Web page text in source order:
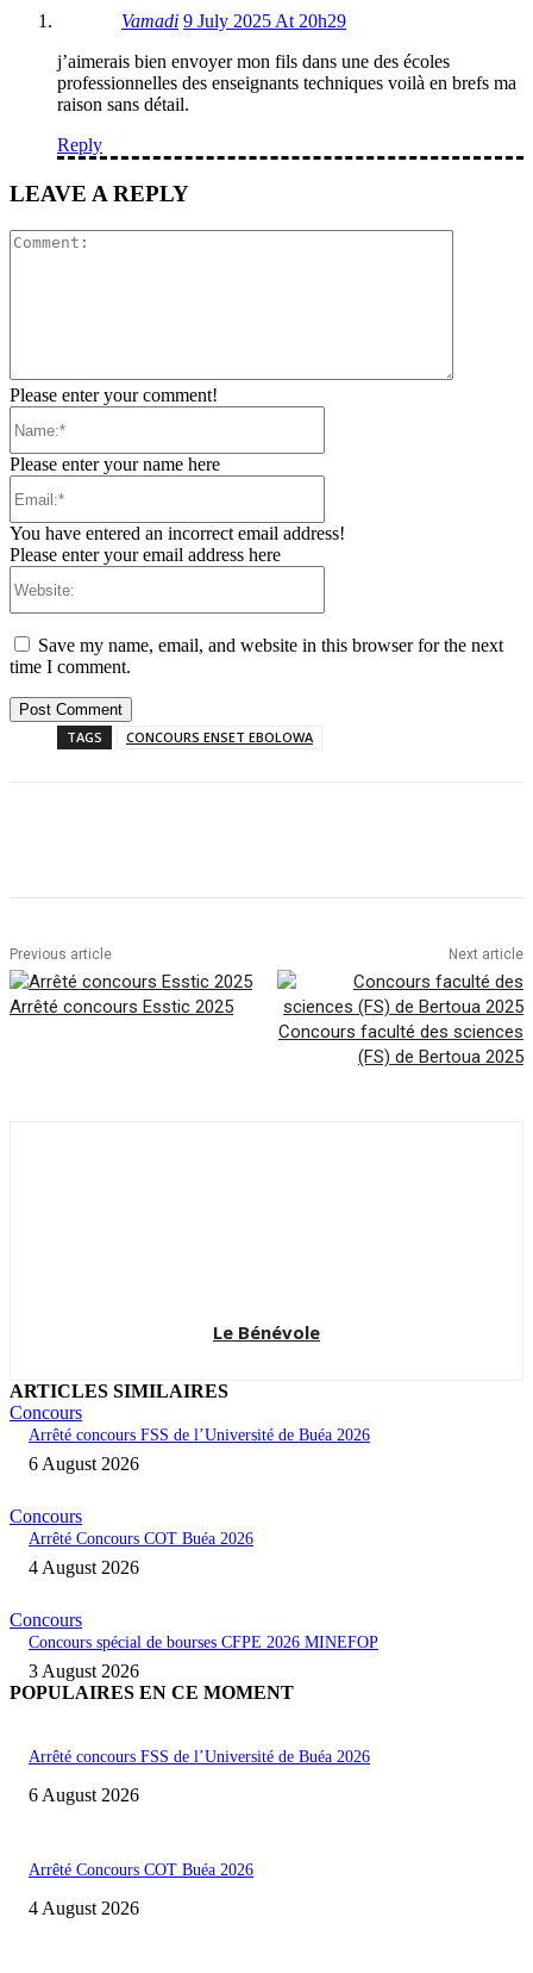
Vamadi 9 July 2025 At 20h29
j’aimerais bien envoyer mon fils dans une des écoles
professionnelles des enseignants techniques voilà en brefs ma
raison sans détail.
Reply
LEAVE A REPLY
Please enter your comment!
Please enter your name here
You have entered an incorrect email address!
Please enter your email address here
Save my name, email, and website in this browser for the next
time I comment.
TAGS CONCOURS ENSET EBOLOWA
Previous article
Arrêté concours Esstic 2025
Next article
Concours faculté des sciences
(FS) de Bertoua 2025
Le Bénévole
ARTICLES SIMILAIRES
Concours
Arrêté concours FSS de l’Université de Buéa 2026
6 August 2026
Concours
Arrêté Concours COT Buéa 2026
4 August 2026
Concours
Concours spécial de bourses CFPE 2026 MINEFOP
3 August 2026
POPULAIRES EN CE MOMENT
Arrêté concours FSS de l’Université de Buéa 2026
6 August 2026
Arrêté Concours COT Buéa 2026
4 August 2026